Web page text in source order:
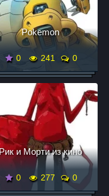
Pokemon
0 241 0
и Морти из кино
0 277 0